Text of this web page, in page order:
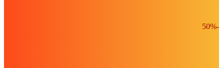
-50%